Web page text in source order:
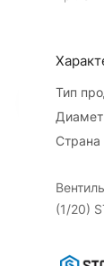
Тип
Страна
(1/20)